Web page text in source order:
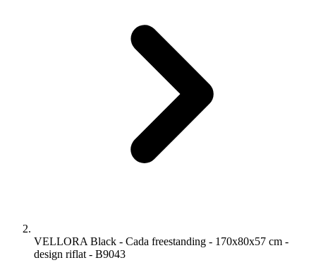
VELLORA Black - Cada freestanding - 170x80x57 cm -
design riflat - B9043